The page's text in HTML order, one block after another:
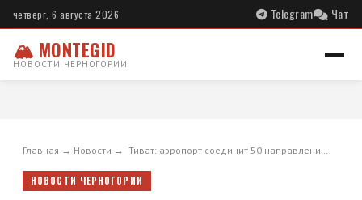
четверг, 6 августа 2026 Telegram Чат
🏔 MONTEGID
НОВОСТИ ЧЕРНОГОРИИ
Главная → Новости → ️ Тиват: аэропорт соединит 50 направлени…
НОВОСТИ ЧЕРНОГОРИИ